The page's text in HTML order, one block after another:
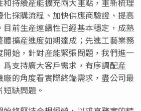
持續産能擴充兩大重點，重新梳理
採購流程、加快供應商驗證、提高
目前生産連續性已經基本穩定，成熟
擴産進度如期達成；先進工藝業務
開始，針對産能緊張問題，我們進一
支持廣大客戶需求，有序調配産
的角度看實際終端需求，盡公司最
缺問題。